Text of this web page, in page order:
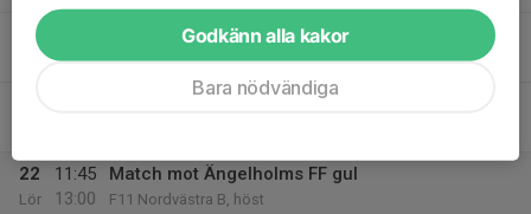
20
22
Lör
11:45
13:00
Match mot Ängelholms FF gul
F11 Nordvästra B, höst
Godkänn alla kakor
Bara nödvändiga